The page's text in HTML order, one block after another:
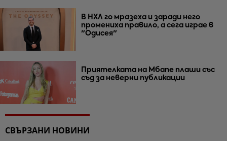
В НХЛ го мразеха и заради него
промениха правило, а сега играе в
"Одисея"
Приятелката на Мбапе плаши със
съд за неверни публикации
СВЪРЗАНИ НОВИНИ